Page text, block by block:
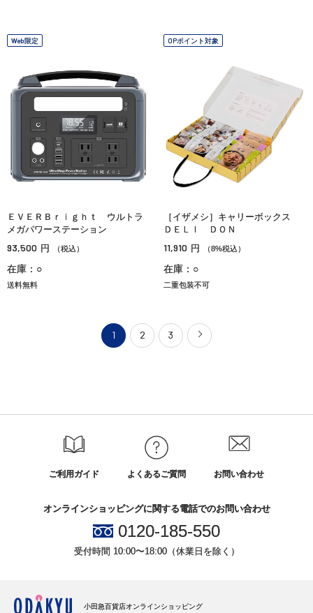
Web限定
ＥＶＥＲＢｒｉｇｈｔ ウルトラ
メガパワーステーション
93,500 円 （税込）
在庫：○
送料無料
OPポイント対象
［イザメシ］キャリーボックス
ＤＥＬＩ ＤＯＮ
11,910 円 （8%税込）
在庫：○
二重包装不可
1 2 3
ご利用ガイド よくあるご質問 お問い合わせ
オンラインショッピングに関する電話でのお問い合わせ
0120-185-550
受付時間 10:00〜18:00（休業日を除く）
小田急百貨店オンラインショッピング